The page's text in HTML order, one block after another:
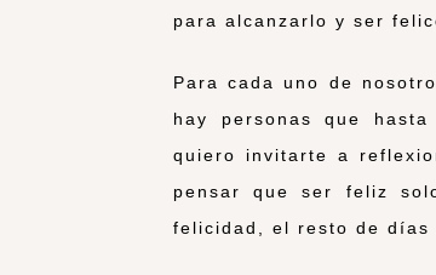
para alcanzarlo y ser
Para cada uno de
hay personas que
quiero invitarte a
pensar que ser feliz
felicidad, el resto de días